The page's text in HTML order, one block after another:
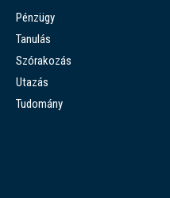
Pénzügy
Tanulás
Szórakozás
Utazás
Tudomány